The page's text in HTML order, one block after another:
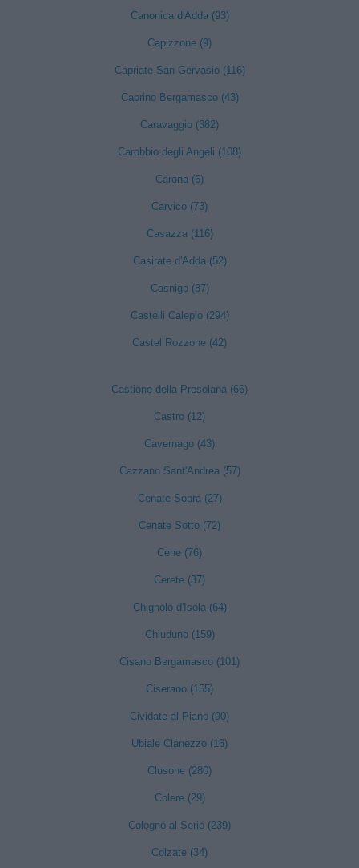
Canonica d'Adda (93)
Capizzone (9)
Capriate San Gervasio (116)
Caprino Bergamasco (43)
Caravaggio (382)
Carobbio degli Angeli (108)
Carona (6)
Carvico (73)
Casazza (116)
Casirate d'Adda (52)
Casnigo (87)
Castelli Calepio (294)
Castel Rozzone (42)
Castione della Presolana (66)
Castro (12)
Cavernago (43)
Cazzano Sant'Andrea (57)
Cenate Sopra (27)
Cenate Sotto (72)
Cene (76)
Cerete (37)
Chignolo d'Isola (64)
Chiuduno (159)
Cisano Bergamasco (101)
Ciserano (155)
Cividate al Piano (90)
Ubiale Clanezzo (16)
Clusone (280)
Colere (29)
Cologno al Serio (239)
Colzate (34)